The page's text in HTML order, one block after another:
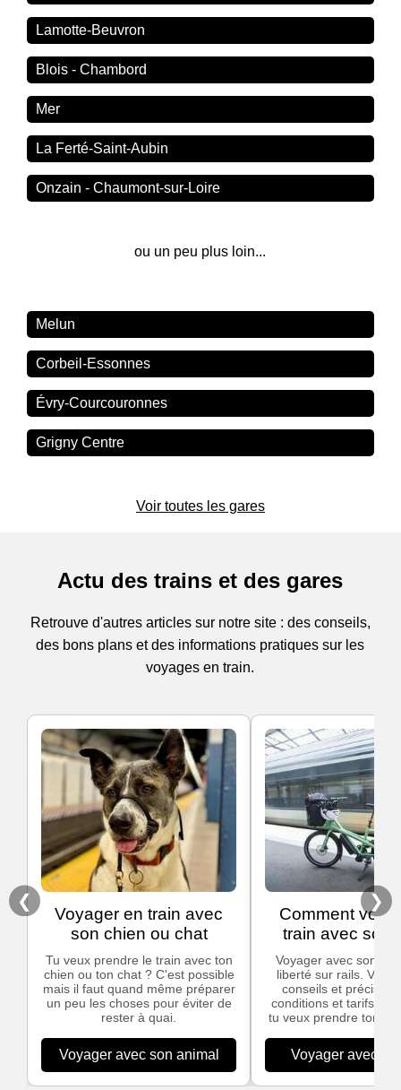
Lamotte-Beuvron
Blois - Chambord
Mer
La Ferté-Saint-Aubin
Onzain - Chaumont-sur-Loire
ou un peu plus loin...
Melun
Corbeil-Essonnes
Évry-Courcouronnes
Grigny Centre
Voir toutes les gares
Actu des trains et des gares
Retrouve d'autres articles sur notre site : des conseils,
des bons plans et des informations pratiques sur les
voyages en train.
❮
Voyager en train avec
son chien ou chat
Tu veux prendre le train avec ton
chien ou ton chat ? C'est possible
mais il faut quand même préparer
un peu les choses pour éviter de
rester à quai.
Voyager avec son animal
Comment
train avec son
Voyager avec son
liberté sur rails. Voici
conseils et
conditions et tarifs
tu veux prendre ton
Voyager avec
❯